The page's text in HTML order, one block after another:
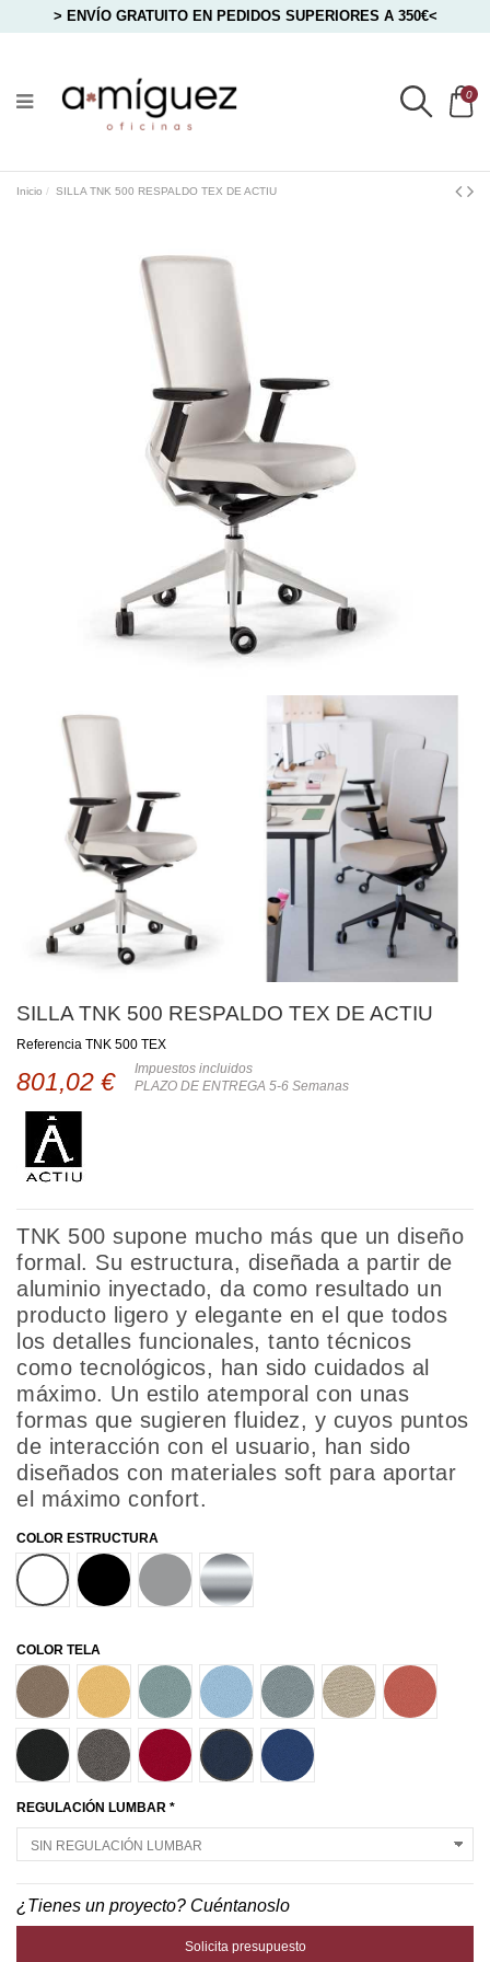
> ENVÍO GRATUITO EN PEDIDOS SUPERIORES A 350€<
0
Inicio SILLA TNK 500 RESPALDO TEX DE ACTIU
SILLA TNK 500 RESPALDO TEX DE ACTIU
Referencia TNK 500 TEX
801,02 €
Impuestos incluidos
PLAZO DE ENTREGA 5-6 Semanas
TNK 500 supone mucho más que un diseño
formal. Su estructura, diseñada a partir de
aluminio inyectado, da como resultado un
producto ligero y elegante en el que todos
los detalles funcionales, tanto técnicos
como tecnológicos, han sido cuidados al
máximo. Un estilo atemporal con unas
formas que sugieren fluidez, y cuyos puntos
de interacción con el usuario, han sido
diseñados con materiales soft para aportar
el máximo confort.
COLOR ESTRUCTURA
BLANCO
NEGRO GRIS ALUMINIO
PULIDO
COLOR TELA
T27
T37 T58 T61 T64 T70 T77
T82 T84 T85 T87 T89
REGULACIÓN LUMBAR *
¿Tienes un proyecto? Cuéntanoslo
Solicita presupuesto